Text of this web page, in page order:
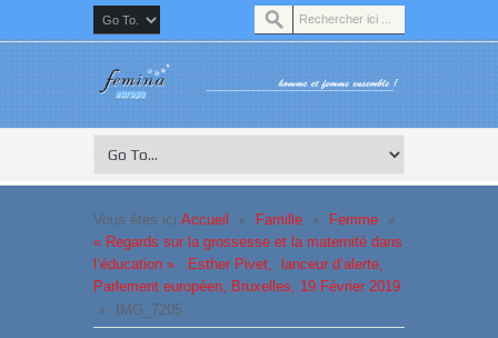
Vous êtes ici:Accueil » Famille » Femme »
« Regards sur la grossesse et la maternité dans
l’éducation » Esther Pivet, lanceur d’alerte,
Parlement européen, Bruxelles, 19 Février 2019
» IMG_7205